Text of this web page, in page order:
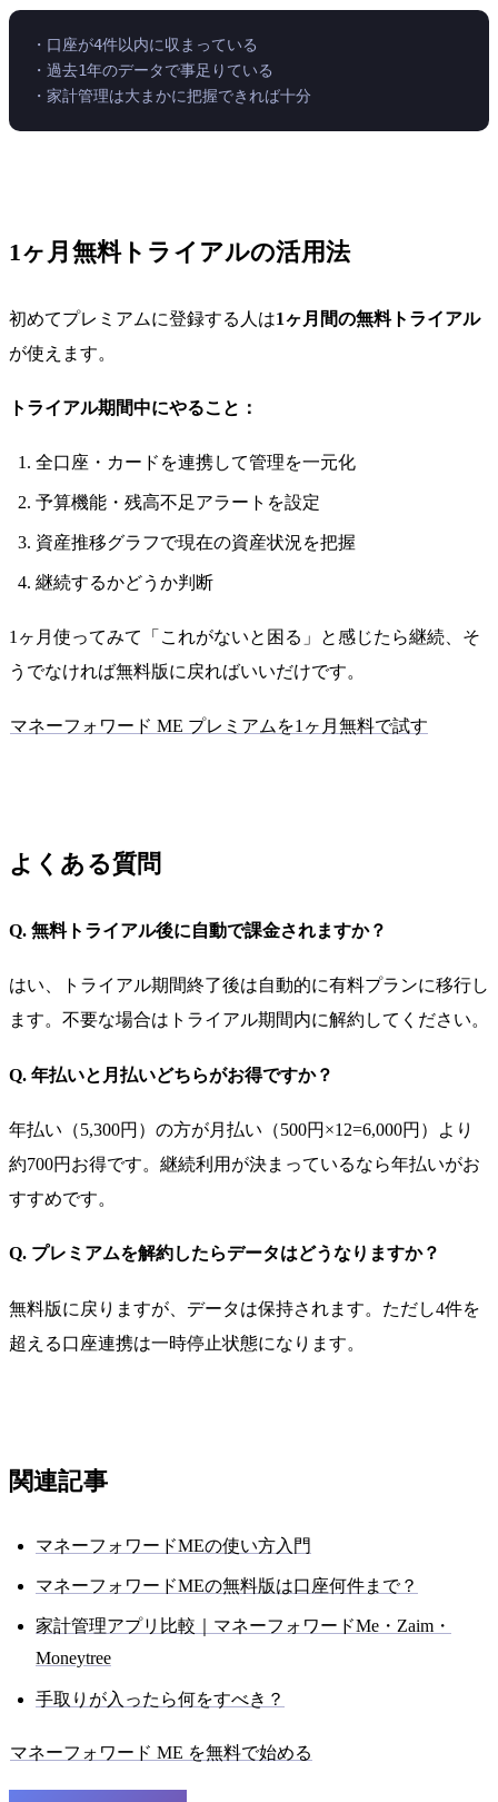
・口座が4件以内に収まっている
・過去1年のデータで事足りている
・家計管理は大まかに把握できれば十分
1ヶ月無料トライアルの活用法
初めてプレミアムに登録する人は1ヶ月間の無料トライアル
が使えます。
トライアル期間中にやること：
全口座・カードを連携して管理を一元化
予算機能・残高不足アラートを設定
資産推移グラフで現在の資産状況を把握
継続するかどうか判断
1ヶ月使ってみて「これがないと困る」と感じたら継続、そ
うでなければ無料版に戻ればいいだけです。
マネーフォワード ME プレミアムを1ヶ月無料で試す
よくある質問
Q. 無料トライアル後に自動で課金されますか？
はい、トライアル期間終了後は自動的に有料プランに移行し
ます。不要な場合はトライアル期間内に解約してください。
Q. 年払いと月払いどちらがお得ですか？
年払い（5,300円）の方が月払い（500円×12=6,000円）より
約700円お得です。継続利用が決まっているなら年払いがお
すすめです。
Q. プレミアムを解約したらデータはどうなりますか？
無料版に戻りますが、データは保持されます。ただし4件を
超える口座連携は一時停止状態になります。
関連記事
マネーフォワードMEの使い方入門
マネーフォワードMEの無料版は口座何件まで？
家計管理アプリ比較｜マネーフォワードMe・Zaim・
Moneytree
手取りが入ったら何をすべき？
マネーフォワード ME を無料で始める